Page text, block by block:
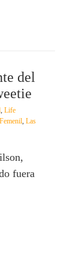
del
Life
Femenil Las
fuera